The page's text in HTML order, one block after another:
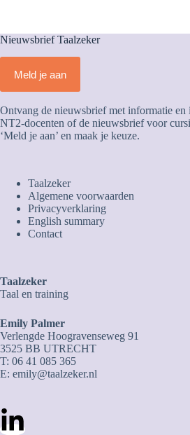
Nieuwsbrief Taalzeker
Meld je aan
Ontvang de nieuwsbrief met informatie en
NT2-docenten of de nieuwsbrief voor
‘Meld je aan’ en maak je keuze.
Taalzeker
Algemene voorwaarden
Privacyverklaring
English summary
Contact
Taalzeker
Taal en training
Emily Palmer
Verlengde Hoogravenseweg 91
3525 BB UTRECHT
T: 06 41 085 365
E: emily@taalzeker.nl